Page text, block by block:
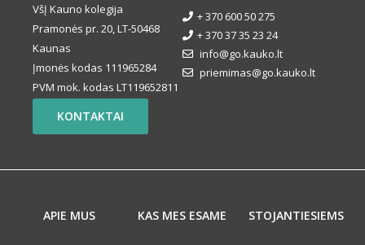
VšĮ Kauno kolegija
Pramonės pr. 20, LT-50468
Kaunas
Įmonės kodas 111965284
PVM mok. kodas LT119652811
+ 370 600 50 275
+ 370 37 35 23 24
info@go.kauko.lt
priemimas@go.kauko.lt
KONTAKTAI
APIE MUS KAS MES ESAME STOJANTIESIEMS